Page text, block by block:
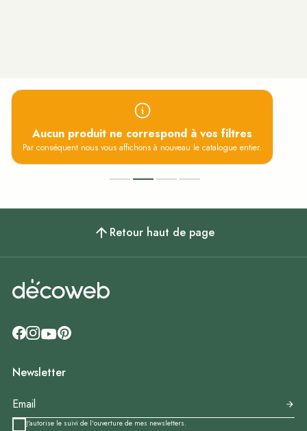
Aucun produit ne correspond à vos filtres
Par conséquent nous vous affichons à nouveau le catalogue entier.
Échantillons remboursés
Tester avant d'acheter
Retour haut de page
Newsletter
J'autorise le suivi de l'ouverture de mes newsletters.